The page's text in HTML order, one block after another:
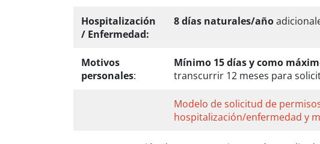
Hospitalización
/ Enfermedad:
8 días naturales/año
Motivos
personales:
Mínimo 15 días y como
transcurrir 12 meses para
Modelo de solicitud de
hospitalización/enfermedad y